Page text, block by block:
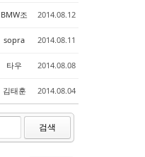
BMW조 2014.08.12
sopra 2014.08.11
타우 2014.08.08
김태훈 2014.08.04
검색